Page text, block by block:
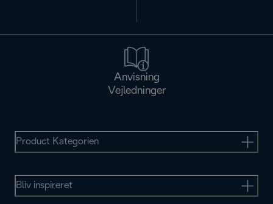
Anvisning
Vejledninger
Product Kategorien
Bliv inspireret